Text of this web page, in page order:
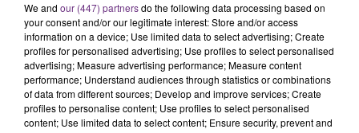
7 août 2026
LA CENTRALE NUCLÉAIRE DE CHOOZ
TOUJOURS À L'ARRÊT
Cela fait déjà une semaine que la centrale
nucléaire ardennaise est à l'arrêt. Une situation
We and our (447) partnersdo the following data processing based on
your consent and/or our legitimate interest: Store and/or access
information on a device; Use limited data to select advertising; Create
profiles for personalised advertising; Use profiles to select personalised
advertising; Measure advertising performance; Measure content
performance; Understand audiences through statistics or combinations
of data from different sources; Develop and improve services; Create
profiles to personalise content; Use profiles to select personalised
content; Use limited data to select content; Ensure security, prevent and